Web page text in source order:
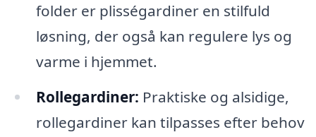
folder er plisségardiner en stilfuld
løsning, der også kan regulere lys og
varme i hjemmet.
Rollegardiner: Praktiske og alsidige,
rollegardiner kan tilpasses efter behov